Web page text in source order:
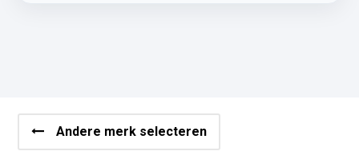
Andere merk selecteren